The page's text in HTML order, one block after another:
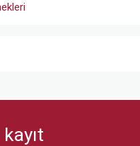
için teşekkür ederiz.
kayıt